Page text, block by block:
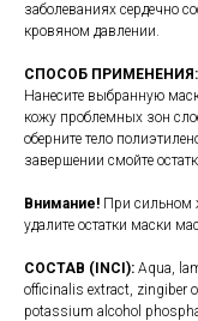
заболеваниях сердечно
кровяном давлении.
СПОСОБ ПРИМЕНЕНИЯ:
Нанесите выбранную
кожу проблемных зон
оберните тело
завершении смойте
Внимание! При сильном
удалите остатки маски
СOCТАВ (INCI): Aqua,
officinalis extract, zingiber
potassium alcohol